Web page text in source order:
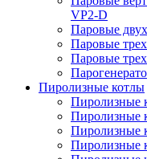
VP2-D
Паровые
Паровые
Паровые
Пиролизные котлы
Пиролизные
Пиролизные
Пиролизные
Пиролизные